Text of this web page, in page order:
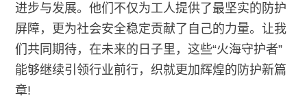
进步与发展。他们不仅为工人提供了最坚实的防护
屏障，更为社会安全稳定贡献了自己的力量。让我
们共同期待，在未来的日子里，这些“火海守护者”
能够继续引领行业前行，织就更加辉煌的防护新篇
章!